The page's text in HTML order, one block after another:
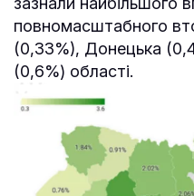
повномасштабного
(0,33%), Донецька
(0,6%) області.